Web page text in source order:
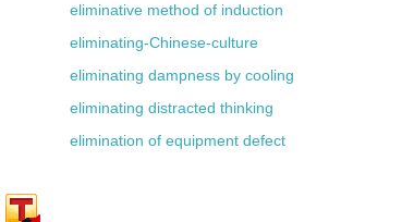
eliminative method of induction
eliminating-Chinese-culture
eliminating dampness by cooling
eliminating distracted thinking
elimination of equipment defect